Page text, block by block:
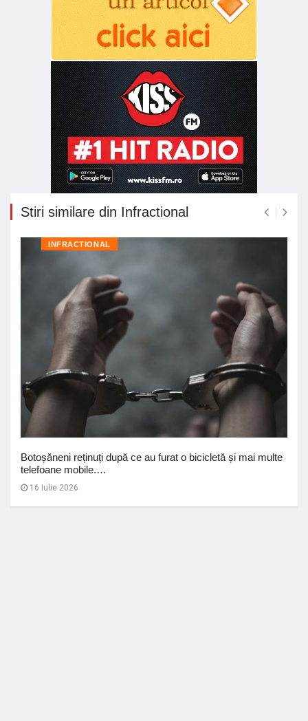
Stiri similare din Infractional
INFRACTIONAL
Botoșăneni reținuți după ce au furat o bicicletă și mai multe
telefoane mobile.…
16 Iulie 2026